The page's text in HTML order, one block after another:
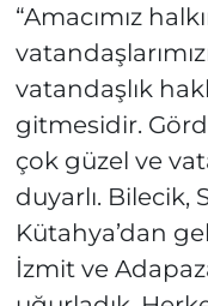
“Amacımız
vatandaşlık
gitmesidir.
çok güzel ve
duyarlı. Bilecik,
Kütahya’dan
İzmit ve